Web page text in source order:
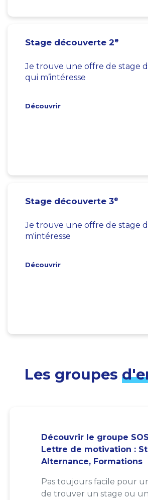
Stage découverte 2e
Je trouve une offre de stage
qui m’intéresse
Découvrir
Stage découverte 3e
Je trouve une offre de stage
m'intéresse
Découvrir
Les groupes
Découvrir le groupe
Lettre de motivation :
Alternance, Formations
Pas toujours facile pour
de trouver un stage ou